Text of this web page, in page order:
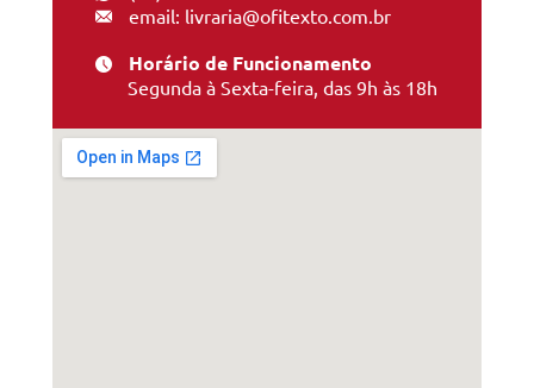
email: livraria@ofitexto.com.br
Horário de Funcionamento
Segunda à Sexta-feira, das 9h às 18h